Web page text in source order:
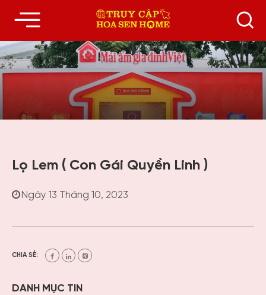
Lọ Lem ( Con Gái Quyền Linh )
Ngày 13 Tháng 10, 2023
CHIA SẺ:
DANH MỤC TIN